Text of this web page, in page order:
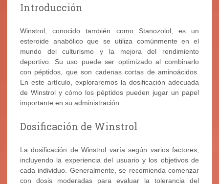
Introducción
Winstrol, conocido también como Stanozolol, es un
esteroide anabólico que se utiliza comúnmente en el
mundo del culturismo y la mejora del rendimiento
deportivo. Su uso puede ser optimizado al combinarlo
con péptidos, que son cadenas cortas de aminoácidos.
En este artículo, exploraremos la dosificación adecuada
de Winstrol y cómo los péptidos pueden jugar un papel
importante en su administración.
Dosificación de Winstrol
La dosificación de Winstrol varía según varios factores,
incluyendo la experiencia del usuario y los objetivos de
cada individuo. Generalmente, se recomienda comenzar
con dosis moderadas para evaluar la tolerancia del